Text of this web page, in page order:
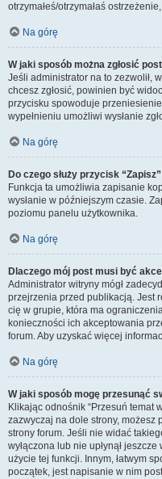
otrzymałeś/otrzymałaś
Na górę
W jaki sposób można zgłosić
Jeśli administrator na to zezwolił,
chcesz zgłosić, powinien być
przycisku spowoduje
wypełnieniu umożliwi wysłanie
Na górę
Do czego służy przycisk
Funkcja ta umożliwia zapisanie
wysłanie w późniejszym czasie.
poziomu panelu użytkownika.
Na górę
Dlaczego mój post musi być
Administrator witryny mógł
przejrzenia przed publikacją. Jest
cię w grupie, która ma
konieczności ich akceptowania
forum. Aby uzyskać więcej
Na górę
W jaki sposób mogę przesunąć
Klikając odnośnik “Przesuń temat
zazwyczaj na dole strony, możesz
strony forum. Jeśli nie widać
wyłączona lub nie upłynął
użycie tej funkcji. Innym, łatwym
początek, jest napisanie w nim